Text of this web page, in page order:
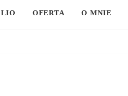
OFERTA O MNIE